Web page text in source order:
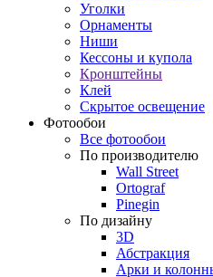
Уголки
Орнаменты
Ниши
Кессоны и купола
Кронштейны
Клей
Скрытое освещение
Фотообои
Все фотообои
По производителю
Wall Street
Ortograf
Pinegin
По дизайну
3D
Абстракция
Арки и